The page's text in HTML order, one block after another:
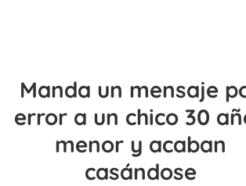
Manda un mensaje
error a un chico 30
menor y acaban
casándose